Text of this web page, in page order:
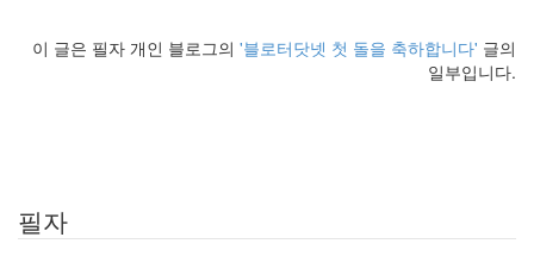
이 글은 필자 개인 블로그의 '블로터닷넷 첫 돌을 축하합니다' 글의
일부입니다.
필자
33
10
즐